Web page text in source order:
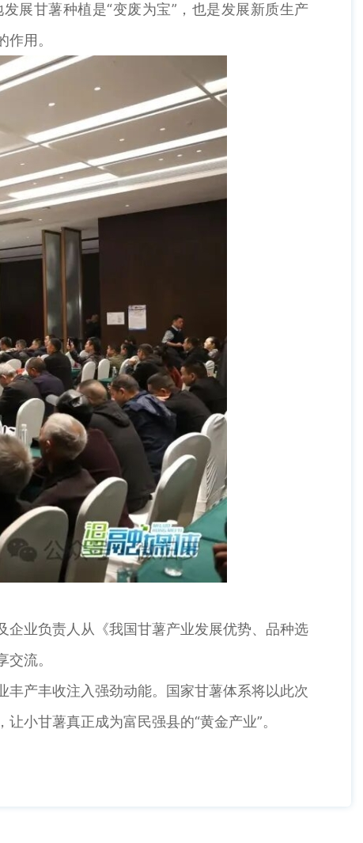
展甘薯种植是“变废为宝”，也是发展新质生产
用。
业负责人从《我国甘薯产业发展优势、品种选
流。
产丰收注入强劲动能。国家甘薯体系将以此次
小甘薯真正成为富民强县的“黄金产业”。